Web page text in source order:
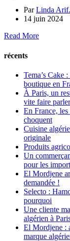
ParLinda Arif.
14 juin 2024
Read More
récents
Tema’s Cake
boutique en
À Paris, un
vite faire
En France,
choquent
Cuisine
originale
Produits
Un
pour les
El Mordjene
demandée !
Selecto :
pourquoi
Une cliente
algérien à
El Mordjene :
marque